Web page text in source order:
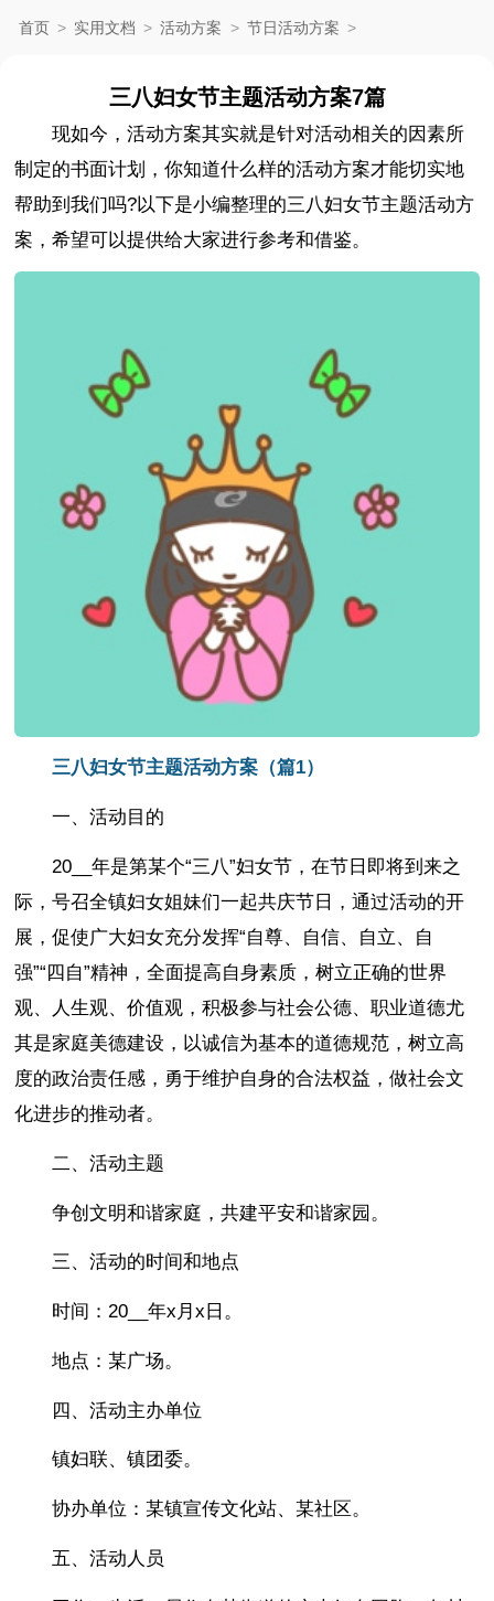
首页 > 实用文档 > 活动方案 > 节日活动方案 >
三八妇女节主题活动方案7篇
现如今，活动方案其实就是针对活动相关的因素所
制定的书面计划，你知道什么样的活动方案才能切实地
帮助到我们吗?以下是小编整理的三八妇女节主题活动方
案，希望可以提供给大家进行参考和借鉴。
三八妇女节主题活动方案（篇1）
一、活动目的
20__年是第某个“三八”妇女节，在节日即将到来之
际，号召全镇妇女姐妹们一起共庆节日，通过活动的开
展，促使广大妇女充分发挥“自尊、自信、自立、自
强”“四自”精神，全面提高自身素质，树立正确的世界
观、人生观、价值观，积极参与社会公德、职业道德尤
其是家庭美德建设，以诚信为基本的道德规范，树立高
度的政治责任感，勇于维护自身的合法权益，做社会文
化进步的推动者。
二、活动主题
争创文明和谐家庭，共建平安和谐家园。
三、活动的时间和地点
时间：20__年x月x日。
地点：某广场。
四、活动主办单位
镇妇联、镇团委。
协办单位：某镇宣传文化站、某社区。
五、活动人员